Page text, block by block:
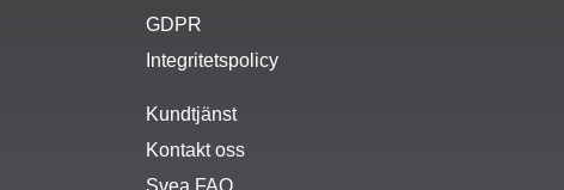
GDPR
Integritetspolicy
Kundtjänst
Kontakt oss
Svea FAQ